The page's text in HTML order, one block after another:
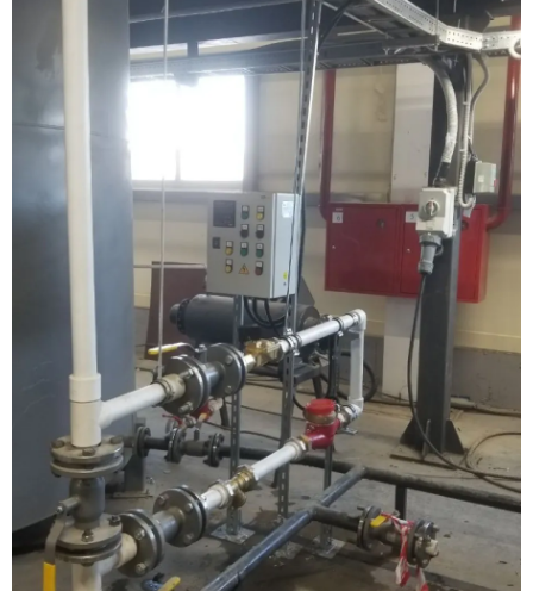
Промышленные вибраторы
Дробильно-сортировочный комплекс
Околопрессовочное оборудование
Экспертные услуги
Модернизация и техническое перевооружение
Зимний комплект. Изготовление и монтаж
Срочная техпомощь. Онлайн-обследование и ремонт
Доставка, шеф-монтаж и пуско-наладка и обучение
Автоматизированные системы управления (АСУ ТП) любой
сложности
Подбор и поставка комплектующих под любой завод
Экспертиза промышленной безопасности